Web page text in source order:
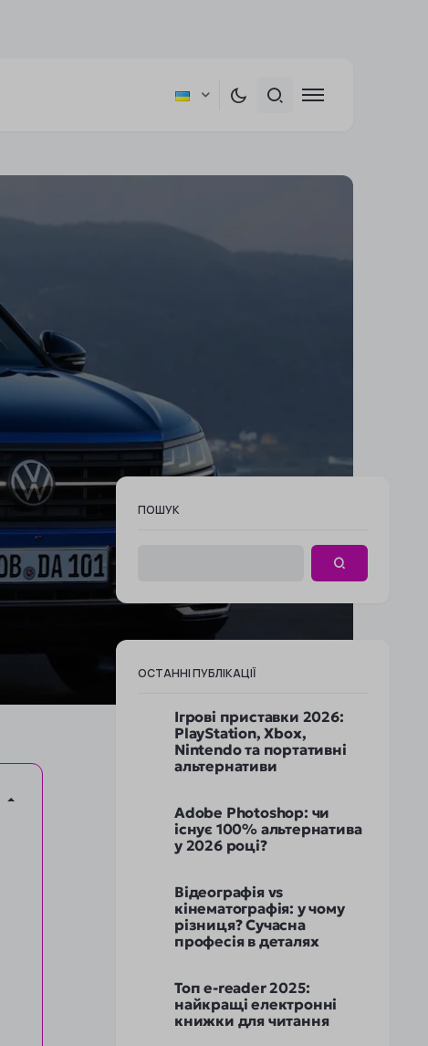
ПОШУК
ОСТАННІ ПУБЛІКАЦІЇ
Ігрові приставки 2026:
PlayStation, Xbox,
Nintendo та портативні
альтернативи
Adobe Photoshop: чи
існує 100% альтернатива
у 2026 році?
Відеографія vs
кінематографія: у чому
різниця? Сучасна
професія в деталях
Топ e-reader 2025:
найкращі електронні
книжки для читання